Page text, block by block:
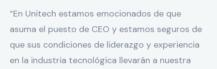
“En Unitech estamos emocionados de que
asuma el puesto de CEO y estamos seguros de
que sus condiciones de liderazgo y experiencia
en la industria tecnológica llevarán a nuestra